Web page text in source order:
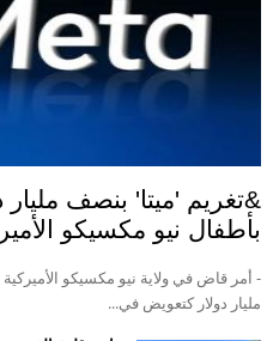
&تغريم 'ميتا' بنصف مليار
بأطفال نيو مكسيكو
- أمر قاض في ولاية نيو مكسيكو
مليار دولار كتعويض في...